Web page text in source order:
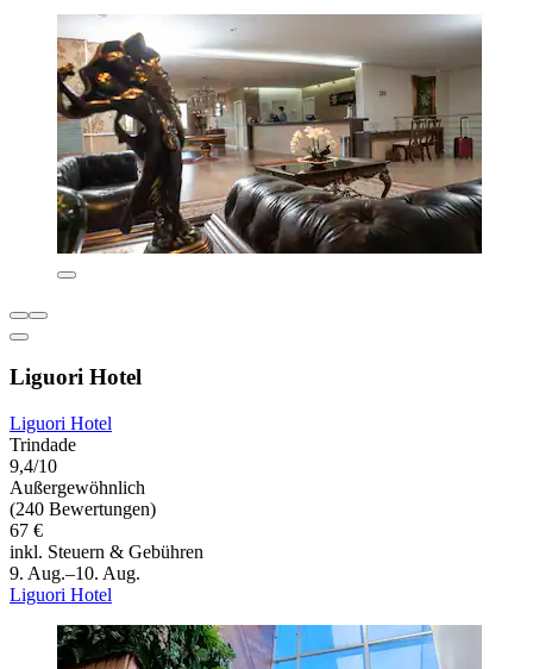
Liguori Hotel
Liguori Hotel
Trindade
9,4/10
Außergewöhnlich
(240 Bewertungen)
67 €
inkl. Steuern & Gebühren
9. Aug.–10. Aug.
Liguori Hotel